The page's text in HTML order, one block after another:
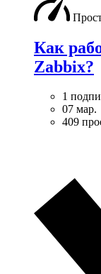
Как
Zabbix?
1
07 мар.
409